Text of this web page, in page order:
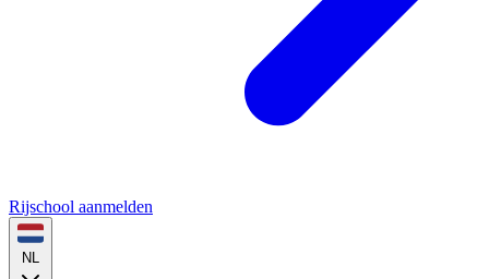
Rijschool aanmelden
NL